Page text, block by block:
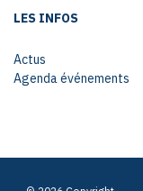
LES INFOS
Actus
Agenda événements